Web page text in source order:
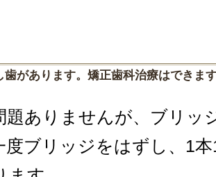
歯があります。矯正歯科治療はできま
題ありませんが、ブリッ
度ブリッジをはずし、1